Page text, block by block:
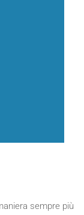
sempre più